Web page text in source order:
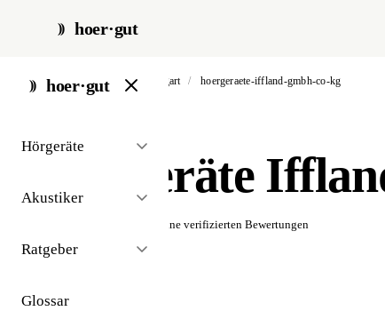
hoer·gut
hoer·gut
Hörgeräte
Akustiker
Ratgeber
Glossar
start / akustiker / stuttgart / hoergeraete-iffland-gmbh-co-kg
Hörgeräte
Noch keine verifizierten Bewertungen